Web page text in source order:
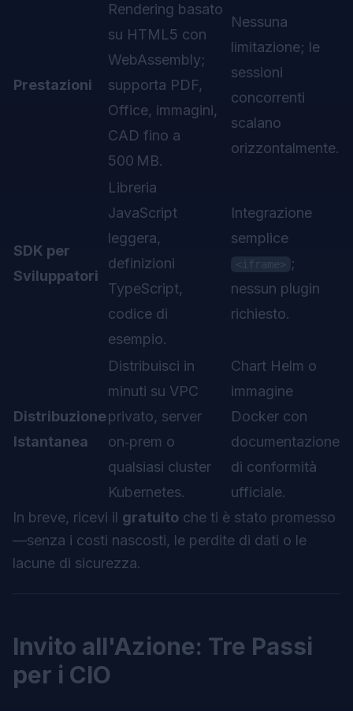
Prestazioni
Rendering basato
su HTML5 con
WebAssembly;
supporta PDF,
Office, immagini,
CAD fino a
500 MB.
Nessuna
limitazione; le
sessioni
concorrenti
scalano
orizzontalmente.
SDK per
Sviluppatori
Libreria
JavaScript
leggera,
definizioni
TypeScript,
codice di
esempio.
Integrazione
semplice
<iframe>
;
nessun plugin
richiesto.
Distribuzione
Istantanea
Distribuisci in
minuti su VPC
privato, server
on‑prem o
qualsiasi cluster
Kubernetes.
Chart Helm o
immagine
Docker con
documentazione
di conformità
ufficiale.
In breve, ricevi il gratuito che ti è stato promesso
—senza i costi nascosti, le perdite di dati o le
lacune di sicurezza.
Invito all'Azione: Tre Passi
per i CIO